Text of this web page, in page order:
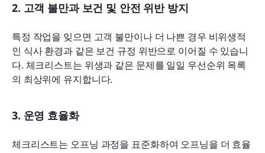
2. 고객 불만과 보건 및 안전 위반 방지
특정 작업을 잊으면 고객 불만이나 더 나쁜 경우 비위생적
인 식사 환경과 같은 보건 규정 위반으로 이어질 수 있습니
다. 체크리스트는 위생과 같은 문제를 일일 우선순위 목록
의 최상위에 유지합니다.
3. 운영 효율화
체크리스트는 오프닝 과정을 표준화하여 오프닝을 더 효율